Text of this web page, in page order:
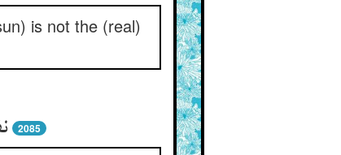
is not the (real)
2085